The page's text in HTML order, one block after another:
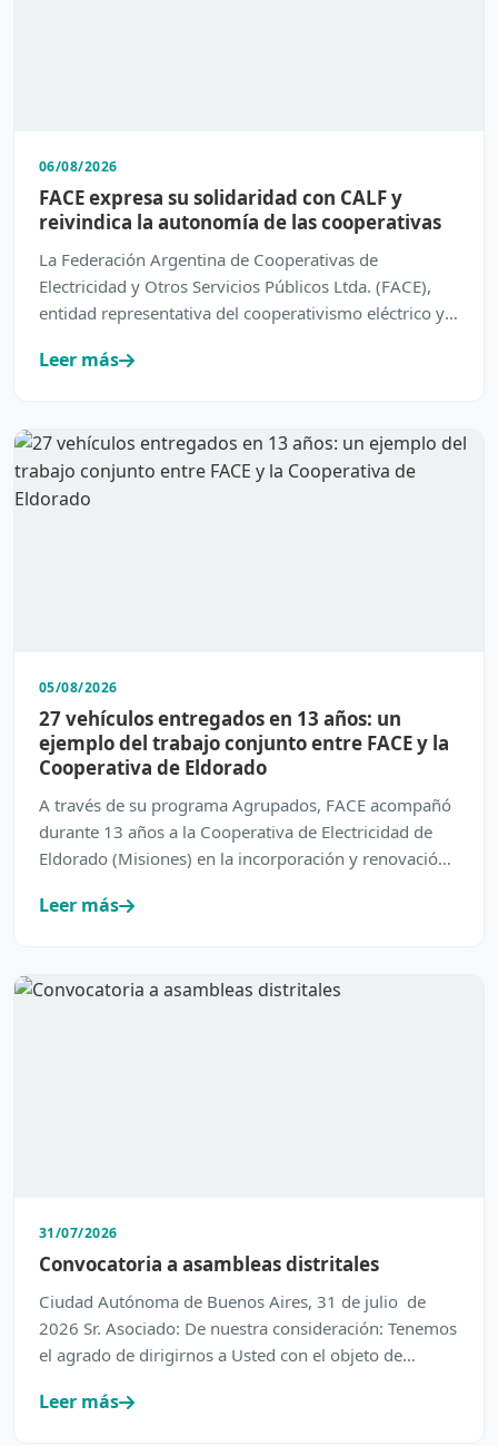
06/08/2026
FACE expresa su solidaridad con CALF y
reivindica la autonomía de las cooperativas
La Federación Argentina de Cooperativas de
Electricidad y Otros Servicios Públicos Ltda. (FACE),
entidad representativa del cooperativismo eléctrico y
Leer más
05/08/2026
27 vehículos entregados en 13 años: un
ejemplo del trabajo conjunto entre FACE y la
Cooperativa de Eldorado
A través de su programa Agrupados, FACE acompañó
durante 13 años a la Cooperativa de Electricidad de
Eldorado (Misiones) en la incorporación y renovación
Leer más
31/07/2026
Convocatoria a asambleas distritales
Ciudad Autónoma de Buenos Aires, 31 de julio de
2026 Sr. Asociado: De nuestra consideración: Tenemos
el agrado de dirigirnos a Usted con el objeto de
Leer más